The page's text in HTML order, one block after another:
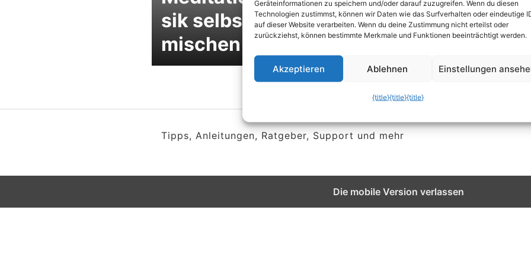
sik selbst
mischen
Tipps, Anleitungen, Ratgeber, Support und mehr
Geräteinformationen zu speichern und/oder darauf zuzugreifen. Wenn du diesen
Technologien zustimmst, können wir Daten wie das Surfverhalten oder eindeutige
auf dieser Website verarbeiten. Wenn du deine Zustimmung nicht erteilst oder
zurückziehst, können bestimmte Merkmale und Funktionen beeinträchtigt werden.
Akzeptieren Ablehnen Einstellungen
{title}{title}{title}
Die mobile Version verlassen